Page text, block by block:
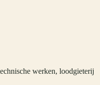
werken, loodgieterij